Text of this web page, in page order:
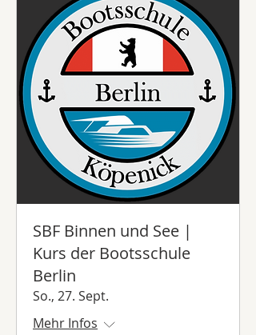
SBF Binnen und See |
Kurs der Bootsschule
Berlin
So., 27. Sept.
Mehr Infos